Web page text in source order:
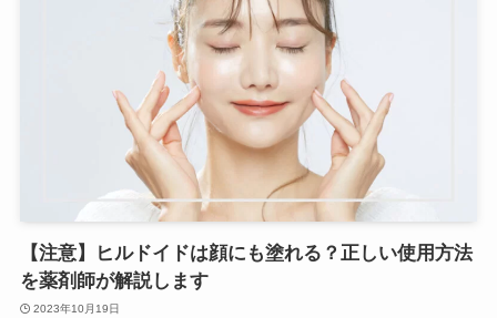
【注意】ヒルドイドは顔にも塗れる？正しい使用方法
を薬剤師が解説します
2023年10月19日